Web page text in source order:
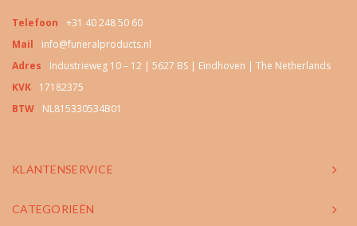
Telefoon
+31 40 248 50 60
Mail
info@funeralproducts.nl
Adres
Industrieweg 10 – 12 | 5627 BS | Eindhoven | The Netherlands
KVK
17182375
BTW
NL815330534B01
KLANTENSERVICE
CATEGORIEËN